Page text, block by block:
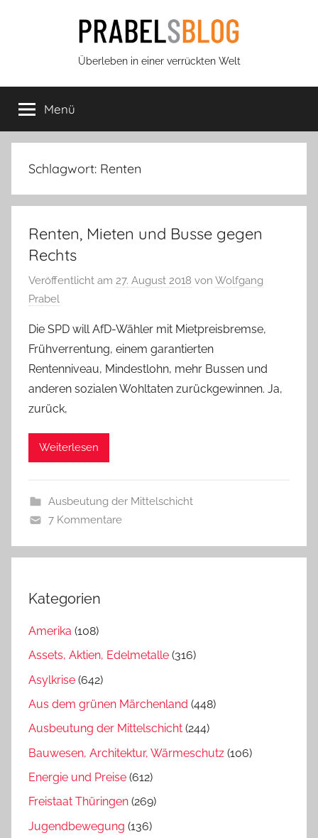
Prabels
Blog
Überleben in einer verrückten Welt
Menü
Schlagwort: Renten
Renten, Mieten und Busse gegen
Rechts
Veröffentlicht am 27. August 2018 von Wolfgang
Prabel
Die SPD will AfD-Wähler mit Mietpreisbremse,
Frühverrentung, einem garantierten
Rentenniveau, Mindestlohn, mehr Bussen und
anderen sozialen Wohltaten zurückgewinnen. Ja,
zurück,
Weiterlesen
Ausbeutung der Mittelschicht
7 Kommentare
Kategorien
Amerika (108)
Assets, Aktien, Edelmetalle (316)
Asylkrise (642)
Aus dem grünen Märchenland (448)
Ausbeutung der Mittelschicht (244)
Bauwesen, Architektur, Wärmeschutz (106)
Energie und Preise (612)
Freistaat Thüringen (269)
Jugendbewegung (136)